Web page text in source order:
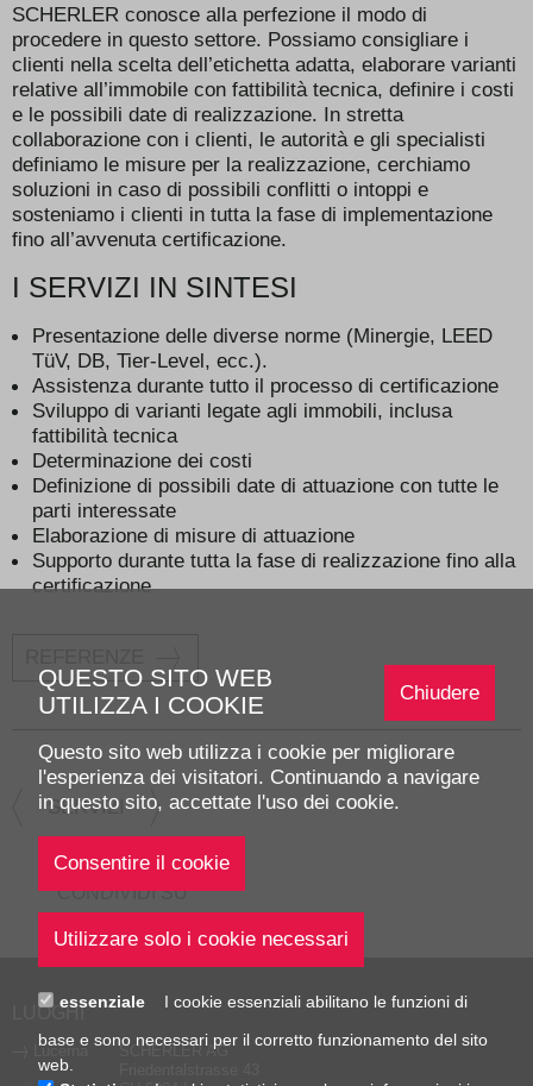
SCHERLER conosce alla perfezione il modo di
procedere in questo settore. Possiamo consigliare i
clienti nella scelta dell’etichetta adatta, elaborare varianti
relative all’immobile con fattibilità tecnica, definire i costi
e le possibili date di realizzazione. In stretta
collaborazione con i clienti, le autorità e gli specialisti
definiamo le misure per la realizzazione, cerchiamo
soluzioni in caso di possibili conflitti o intoppi e
sosteniamo i clienti in tutta la fase di implementazione
fino all’avvenuta certificazione.
I SERVIZI IN SINTESI
Presentazione delle diverse norme (Minergie, LEED
TüV, DB, Tier-Level, ecc.).
Assistenza durante tutto il processo di certificazione
Sviluppo di varianti legate agli immobili, inclusa
fattibilità tecnica
Determinazione dei costi
Definizione di possibili date di attuazione con tutte le
parti interessate
Elaborazione di misure di attuazione
Supporto durante tutta la fase di realizzazione fino alla
certificazione
integrali
SERVIZI
Progettazione
e
direzione
dei
lavori
CONDIVIDI SU
LUOGHI
Lucerna
SCHERLER AG
Chiudere
QUESTO SITO WEB
UTILIZZA I COOKIE
Questo sito web utilizza i cookie per migliorare
l'esperienza dei visitatori. Continuando a navigare
in questo sito, accettate l'uso dei cookie.
essenziale
I cookie essenziali abilitano le funzioni di
base e sono necessari per il corretto funzionamento del sito
web.